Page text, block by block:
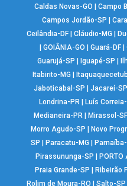
Caldas Novas-GO |Campo
Campos Jordão-SP |
Ceilândia-DF| Cláudio-MG |
| GOIÂNIA-GO | Guará-DF|
Guarujá-SP | Iguapé-SP |
Itabirito-MG |
Jaboticabal-SP | Jacareí-SP
Londrina-PR | Luís
Medianeira-PR |Mirassol-
Morro Agudo-SP |Novo
SP |Paracatu-MG |
Pirassununga-SP |PORTO
Praia Grande-SP |Ribeirão
Rolim de Moura-RO | Salto-SP